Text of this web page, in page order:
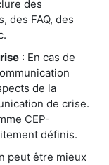
des
des FAQ, des
: En cas de
de la
de crise.
CEP-
définis.
peut être mieux